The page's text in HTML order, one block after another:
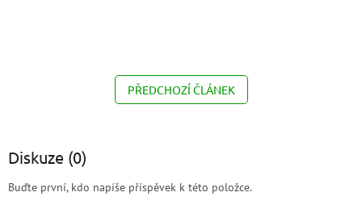
PŘEDCHOZÍ ČLÁNEK
Diskuze (0)
Buďte první, kdo napíše příspěvek k této položce.